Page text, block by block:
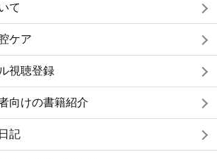
て
ケア
視聴登録
向けの書籍紹介
記